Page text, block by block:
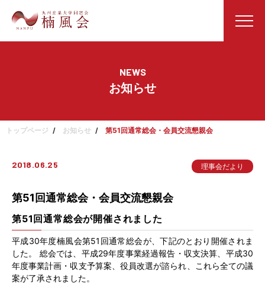
NEWS
お知らせ
トップページ お知らせ 第51回通常総会・会員交流懇親会
2018.06.25 理事会だより
第51回通常総会・会員交流懇親会
第51回通常総会が開催されました
平成30年度楠風会第51回通常総会が、下記のとおり開催されま
した。 総会では、平成29年度事業経過報告・収支決算、平成30
年度事業計画・収支予算案、役員改選が諮られ、これら全ての議
案が了承されました。